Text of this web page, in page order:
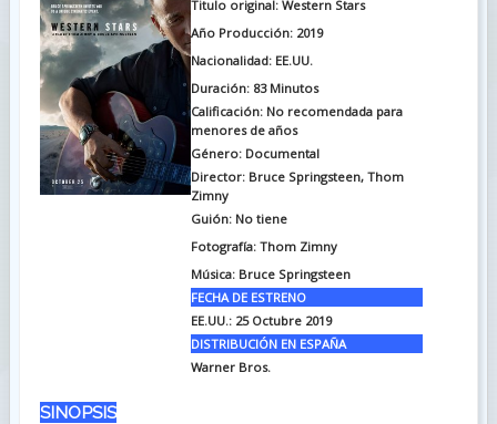
Titulo original: Western Stars
Año Producción: 2019
Nacionalidad: EE.UU.
Duración: 83 Minutos
Calificación: No recomendada para
menores de años
Género: Documental
Director: Bruce Springsteen, Thom
Zimny
Guión: No tiene
Fotografía: Thom Zimny
Música: Bruce Springsteen
FECHA DE ESTRENO
EE.UU.: 25 Octubre 2019
DISTRIBUCIÓN EN ESPAÑA
Warner Bros.
SINOPSIS